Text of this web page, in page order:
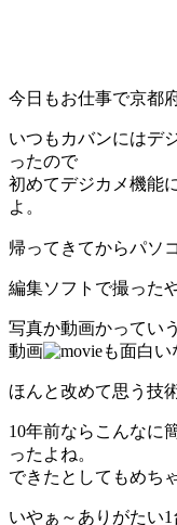
今日もお仕事で京都
いつもカバンにはデ
ったので
初めてデジカメ機能
よ。
帰ってきてからパソ
編集ソフトで撮った
写真か動画かってい
動画
も面白い
ほんと改めて思う技
10年前ならこんなに
ったよね。
できたとしてもめち
いやぁ～ありがたい